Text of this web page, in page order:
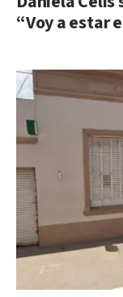
“Voy a estar